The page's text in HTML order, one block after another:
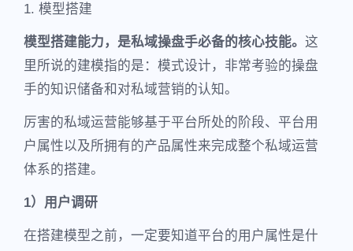
1. 模型搭建
模型搭建能力，是私域操盘手必备的核心技能。 这
里所说的建模指的是：模式设计，非常考验的操盘
手的知识储备和对私域营销的认知。
厉害的私域运营能够基于平台所处的阶段、平台用
户属性以及所拥有的产品属性来完成整个私域运营
体系的搭建。
1）用户调研
在搭建模型之前，一定要知道平台的用户属性是什